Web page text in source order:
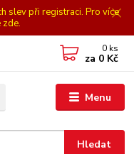
slev při registraci. Pro více
zde.
Menu
Hledat
0 ks
za 0 Kč